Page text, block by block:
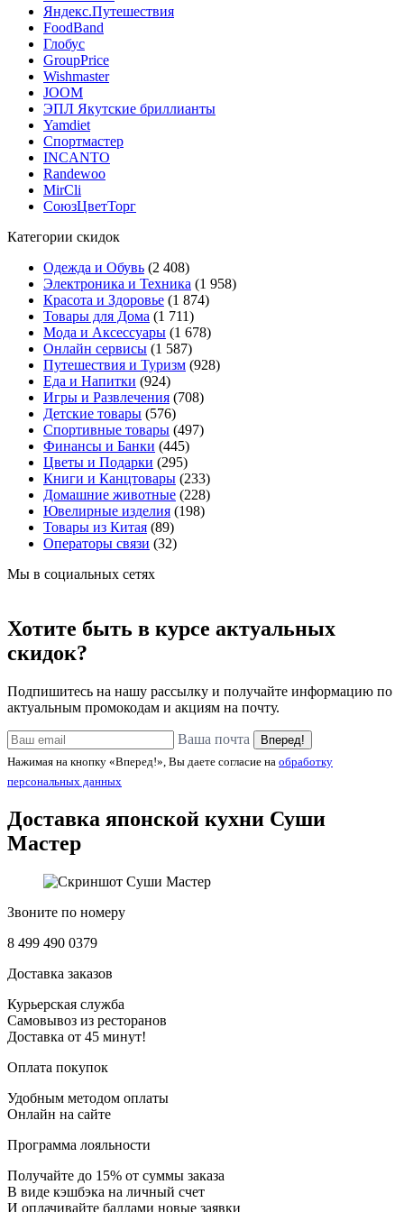
Яндекс.Путешествия
FoodBand
Глобус
GroupPrice
Wishmaster
JOOM
ЭПЛ Якутские бриллианты
Yamdiet
Спортмастер
INCANTO
Randewoo
MirCli
СоюзЦветТорг
Категории скидок
Одежда и Обувь (2 408)
Электроника и Техника (1 958)
Красота и Здоровье (1 874)
Товары для Дома (1 711)
Мода и Аксессуары (1 678)
Онлайн сервисы (1 587)
Путешествия и Туризм (928)
Еда и Напитки (924)
Игры и Развлечения (708)
Детские товары (576)
Спортивные товары (497)
Финансы и Банки (445)
Цветы и Подарки (295)
Книги и Канцтовары (233)
Домашние животные (228)
Ювелирные изделия (198)
Товары из Китая (89)
Операторы связи (32)
Мы в социальных сетях
Хотите быть в курсе актуальных
скидок?
Подпишитесь на нашу рассылку и получайте информацию по
актуальным промокодам и акциям на почту.
Ваша почта
Вперед!
Нажимая на кнопку «Вперед!», Вы даете согласие на обработку
персональных данных
Доставка японской кухни Суши
Мастер
Звоните по номеру
8 499 490 0379
Доставка заказов
Курьерская служба
Самовывоз из ресторанов
Доставка от 45 минут!
Оплата покупок
Удобным методом оплаты
Онлайн на сайте
Программа лояльности
Получайте до 15% от суммы заказа
В виде кэшбэка на личный счет
И оплачивайте баллами новые заявки